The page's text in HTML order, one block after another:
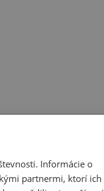
Informácie o
partnermi, ktorí ich